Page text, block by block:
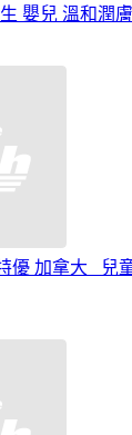
嬰兒 溫和潤
優 加拿大 _兒